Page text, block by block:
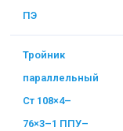
ПЭ
Тройник
параллельный
Ст 108×4–
76×3–1 ППУ–